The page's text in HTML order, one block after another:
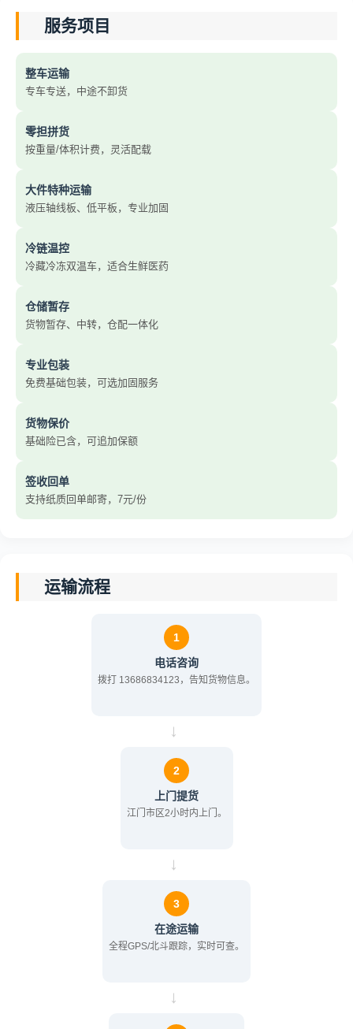
服务项目
整车运输
专车专送，中途不卸货
零担拼货
按重量/体积计费，灵活配载
大件特种运输
液压轴线板、低平板，专业加固
冷链温控
冷藏冷冻双温车，适合生鲜医药
仓储暂存
货物暂存、中转，仓配一体化
专业包装
免费基础包装，可选加固服务
货物保价
基础险已含，可追加保额
签收回单
支持纸质回单邮寄，7元/份
运输流程
1
电话咨询
拨打 13686834123，告知货物信息。
→
2
上门提货
江门市区2小时内上门。
→
3
在途运输
全程GPS/北斗跟踪，实时可查。
→